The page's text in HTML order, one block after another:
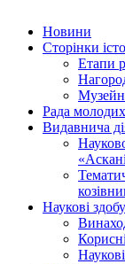
Новини
Сторінки
Етапи
Рада
Видавнича
Наукові